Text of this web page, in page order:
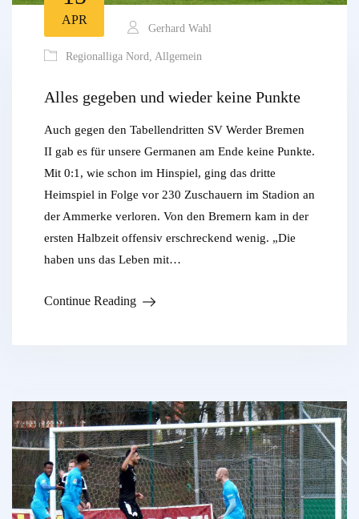
APR
Gerhard Wahl
Regionalliga Nord Allgemein
Alles gegeben und wieder keine Punkte
Auch gegen den Tabellendritten SV Werder Bremen
II gab es für unsere Germanen am Ende keine Punkte.
Mit 0:1, wie schon im Hinspiel, ging das dritte
Heimspiel in Folge vor 230 Zuschauern im Stadion an
der Ammerke verloren. Von den Bremern kam in der
ersten Halbzeit offensiv erschreckend wenig. „Die
haben uns das Leben mit…
Continue Reading